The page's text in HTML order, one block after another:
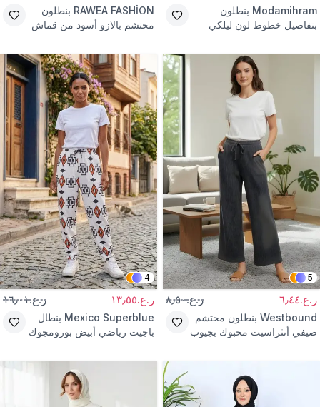
Modamihram بنطلون
بتفاصيل خطوط لون ليلكي
RAWEA FASHİON بنطلون
محتشم بالازو أسود من قماش
5
ر.ع.٦٫٤٤ ر.ع.٨٫٥٠
Westbound بنطلون محتشم
صيفي أنثراسيت محبوك بجيوب
4
ر.ع.١٣٫٥٥ ر.ع.١٦٫٠١
Mexico Superblue بنطال
باجيت رياضي أبيض بورومجوك